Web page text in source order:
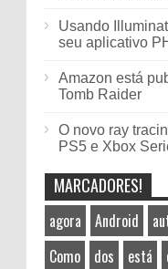
Usando
seu aplicativo
Amazon está
Tomb Raider
O novo ray
PS5 e Xbox
MARCADORES!
agora Android
Como
dos está